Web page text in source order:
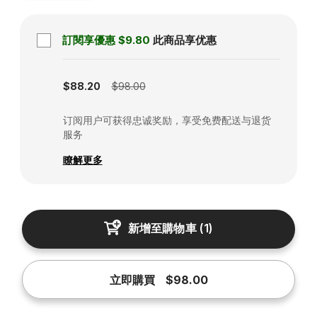
訂閱享優惠 $9.80 此商品享优惠
$88.20 $98.00
订阅用户可获得忠诚奖励，享受免费配送与退货
服务
瞭解更多
新增至購物車(1)
立即購買 $98.00